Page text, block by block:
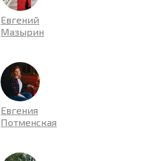
Евгений
Мазырин
Евгения
Потменская